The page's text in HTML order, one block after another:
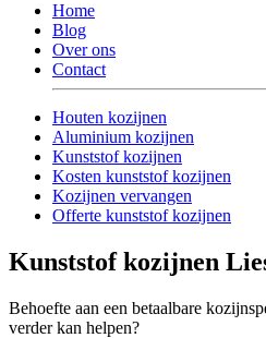
Home
Blog
Over ons
Contact
Houten kozijnen
Aluminium kozijnen
Kunststof kozijnen
Kosten kunststof kozijnen
Kozijnen vervangen
Offerte kunststof kozijnen
Kunststof kozijnen
Behoefte aan een betaalbare
verder kan helpen?